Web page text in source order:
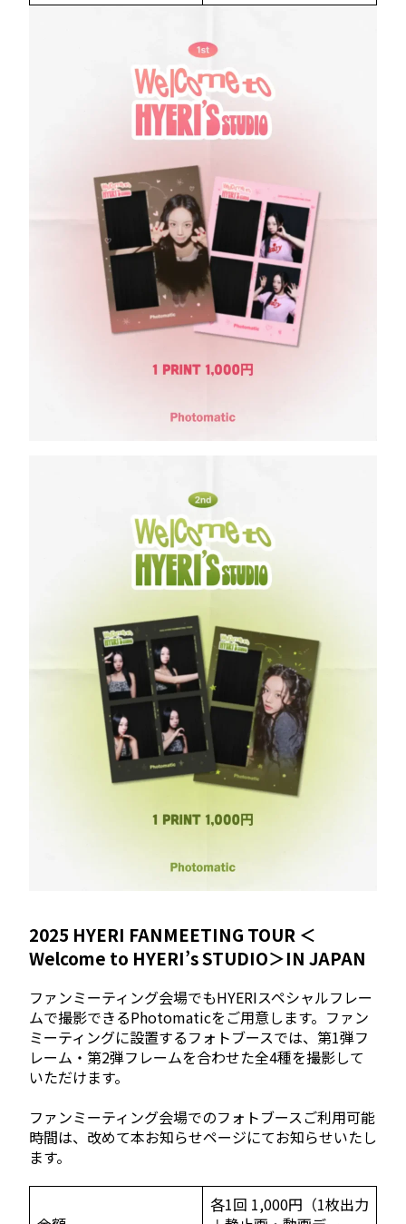
2025 HYERI FANMEETING TOUR ＜
Welcome to HYERI’s STUDIO＞IN JAPAN
ファンミーティング会場でもHYERIスペシャルフレー
ムで撮影できるPhotomaticをご用意します。ファン
ミーティングに設置するフォトブースでは、第1弾フ
レーム・第2弾フレームを合わせた全4種を撮影して
いただけます。
ファンミーティング会場でのフォトブースご利用可能
時間は、改めて本お知らせページにてお知らせいたし
ます。
各1回 1,000円（1枚出力